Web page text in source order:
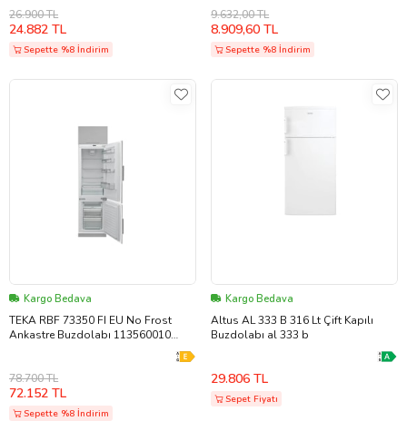
26.900 TL
24.882 TL
Sepette %8 İndirim
9.632,00 TL
8.909,60 TL
Sepette %8 İndirim
Kargo Bedava
TEKA RBF 73350 FI EU No Frost
Ankastre Buzdolabı 113560010
78.700 TL
72.152 TL
Sepette %8 İndirim
Kargo Bedava
Altus AL 333 B 316 Lt Çift Kapılı
Buzdolabı al 333 b
29.806 TL
Sepet Fiyatı